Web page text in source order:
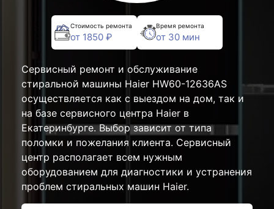
Стоимость ремонта
от 1850 ₽
Время ремонта
от 30 мин
Сервисный ремонт и обслуживание
стиральной машины Haier HW60-12636AS
осуществляется как с выездом на дом, так и
на базе сервисного центра Haier в
Екатеринбурге. Выбор зависит от типа
поломки и пожелания клиента. Сервисный
центр располагает всем нужным
оборудованием для диагностики и устранения
проблем стиральных машин Haier.